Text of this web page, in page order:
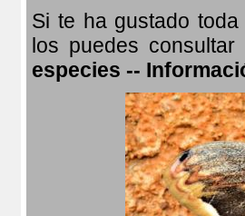
Si te ha gustado
los puedes
especies --